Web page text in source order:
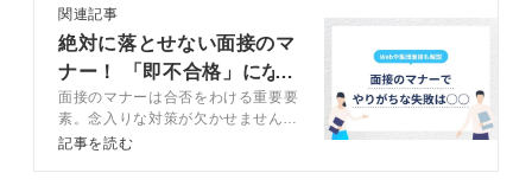
した。
①謝罪と遅延理由
まず心からお詫びし、「〇〇線の大幅な遅延のため」な
ど、具体的な遅延理由を明確に伝えます。
②到着予定時刻の提示
関連記事
絶対に落とせない面接のマ
ナー！ 「即不合格」にな
らないための作法
面接のマナーは合否をわける重要要
素。念入りな対策が欠かせません。
面接時の一連のマナーから身だしな
記事を読む